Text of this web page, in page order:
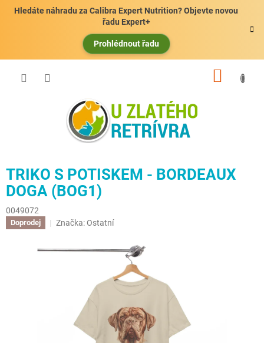
Hledáte náhradu za Calibra Expert Nutrition? Objevte novou
řadu Expert+
Prohlédnout řadu
TRIKO S POTISKEM - BORDEAUX
DOGA (BOG1)
0049072
Doprodej Značka: Ostatní